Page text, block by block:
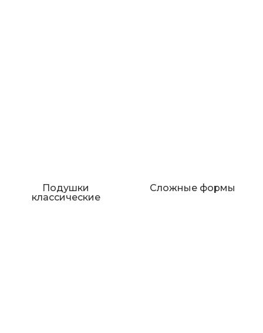
Подушки
классические
Сложные формы